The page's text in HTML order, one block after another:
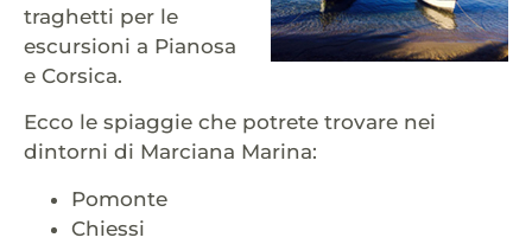
traghetti per le
escursioni a Pianosa
e Corsica.
Ecco le spiaggie che potrete trovare nei
dintorni di Marciana Marina:
Pomonte
Chiessi